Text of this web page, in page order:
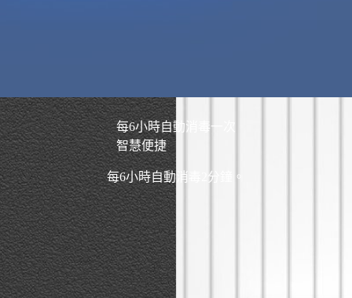
每6小時自動消毒一次
智慧便捷
每6小時自動消毒2分鐘。